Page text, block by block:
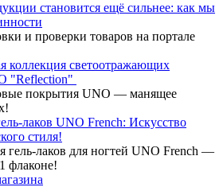
становится ещё сильнее: как мы
и проверки товаров на портале
коллекция светоотражающих
"Reflection"
покрытия UNO — манящее
лаков UNO French: Искусство
стиля!
гель-лаков для ногтей UNO French —
флаконе!